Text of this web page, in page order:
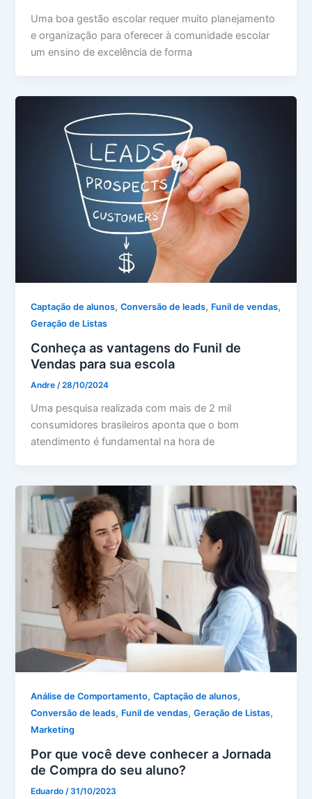
Uma boa gestão escolar requer muito planejamento
e organização para oferecer à comunidade escolar
um ensino de excelência de forma
Captação de alunos,Conversão de leads, Funil de vendas,
Geração de Listas
Conheça as vantagens do Funil de
Vendas para sua escola
Andre/28/10/2024
Uma pesquisa realizada com mais de 2 mil
consumidores brasileiros aponta que o bom
atendimento é fundamental na hora de
Análise de Comportamento,Captação de alunos,
Conversão de leads, Funil de vendas,Geração de Listas,
Marketing
Por que você deve conhecer a Jornada
de Compra do seu aluno?
Eduardo/31/10/2023